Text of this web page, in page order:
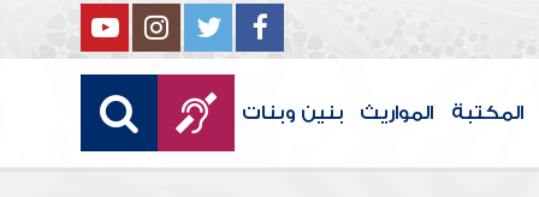
المكتبة المواريث بنين وبنات